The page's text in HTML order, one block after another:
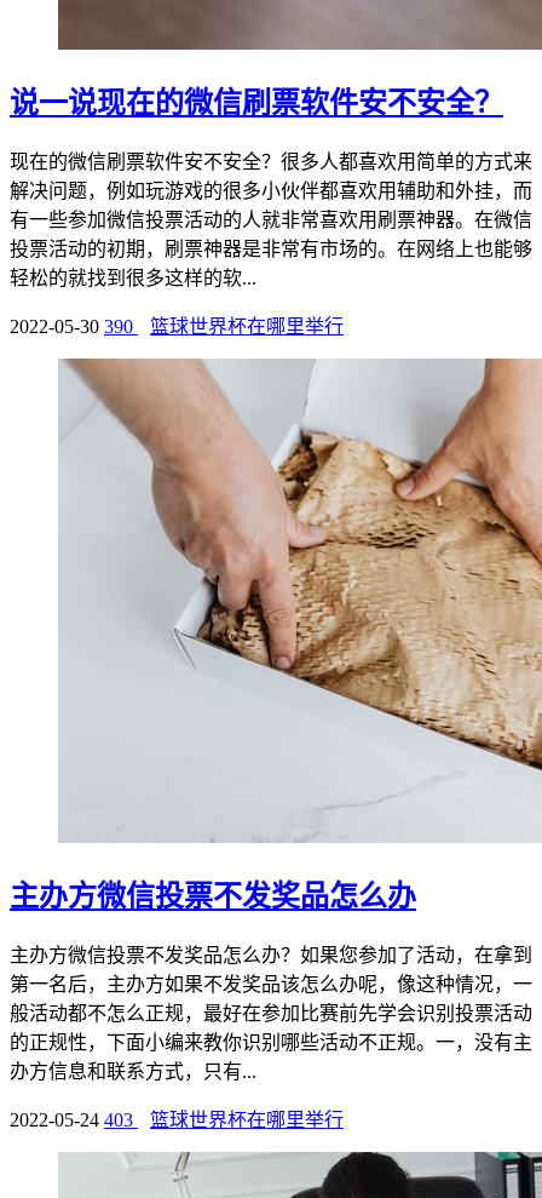
说一说现在的微信刷票软件安不安全？
现在的微信刷票软件安不安全？很多人都喜欢用简单的方式来
解决问题，例如玩游戏的很多小伙伴都喜欢用辅助和外挂，而
有一些参加微信投票活动的人就非常喜欢用刷票神器。在微信
投票活动的初期，刷票神器是非常有市场的。在网络上也能够
轻松的就找到很多这样的软...
2022-05-30 390 篮球世界杯在哪里举行
主办方微信投票不发奖品怎么办
主办方微信投票不发奖品怎么办？如果您参加了活动，在拿到
第一名后，主办方如果不发奖品该怎么办呢，像这种情况，一
般活动都不怎么正规，最好在参加比赛前先学会识别投票活动
的正规性，下面小编来教你识别哪些活动不正规。一，没有主
办方信息和联系方式，只有...
2022-05-24 403 篮球世界杯在哪里举行